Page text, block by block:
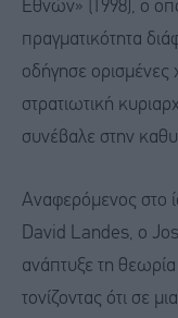
Εθνών» (1998), ο
πραγματικότητα
οδήγησε ορισμένες
στρατιωτική
συνέβαλε στην
Αναφερόμενος στο
David Landes, ο
ανάπτυξε τη
τονίζοντας ότι σε